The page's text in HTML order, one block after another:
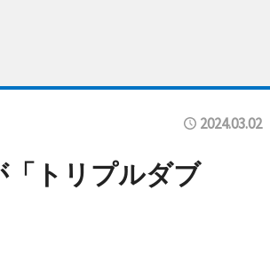
2024.03.02
トリプルダブ